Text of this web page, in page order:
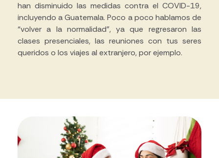
han disminuido las medidas contra el COVID-19,
incluyendo a Guatemala. Poco a poco hablamos de
“volver a la normalidad”, ya que regresaron las
clases presenciales, las reuniones con tus seres
queridos o los viajes al extranjero, por ejemplo.